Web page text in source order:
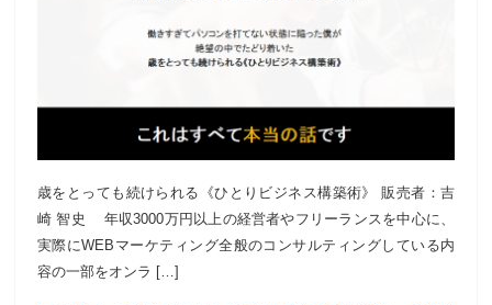
歳をとっても続けられる《ひとりビジネス構築術》 販売者：吉
崎 智史 年収3000万円以上の経営者やフリーランスを中心に、
実際にWEBマーケティング全般のコンサルティングしている内
容の一部をオンラ […]